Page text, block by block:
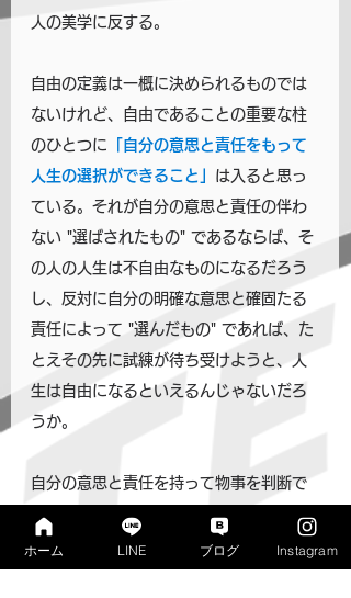
人の美学に反する。
自由の定義は一概に決められるものでは
ないけれど、自由であることの重要な柱
のひとつに 「自分の意思と責任をもって
人生の選択ができること」 は入ると思っ
ている。それが自分の意思と責任の伴わ
ない "選ばされたもの" であるならば、そ
の人の人生は不自由なものになるだろう
し、反対に自分の明確な意思と確固たる
責任によって "選んだもの" であれば、た
とえその先に試練が待ち受けようと、人
生は自由になるといえるんじゃないだろ
うか。
自分の意思と責任を持って物事を判断で
きるようになるためには、世の中を客観
的に見るだけのある程度の知識と、根拠
ホーム LINE ブログ Instagram